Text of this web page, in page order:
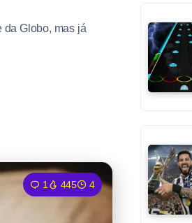
da Globo, mas já
1 445 4